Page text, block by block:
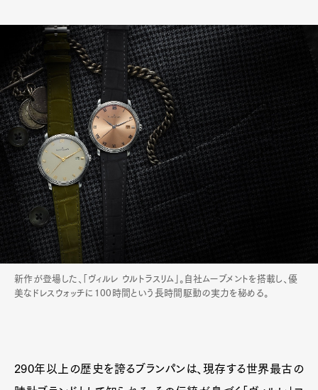
新作が登場した、「ヴィルレ ウルトラスリム」。自社ムーブメントを搭載し、優
美なドレスウォッチに100時間という長時間駆動の実力を秘める。
290年以上の歴史を誇るブランパンは、現存する世界最古の